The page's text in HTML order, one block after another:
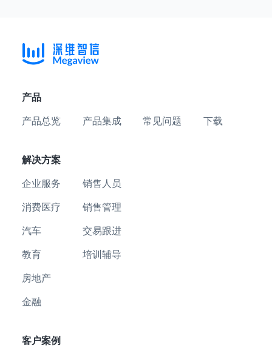
产品
产品总览 产品集成 常见问题 下载
解决方案
企业服务
消费医疗
汽车
教育
房地产
金融
销售人员
销售管理
交易跟进
培训辅导
客户案例